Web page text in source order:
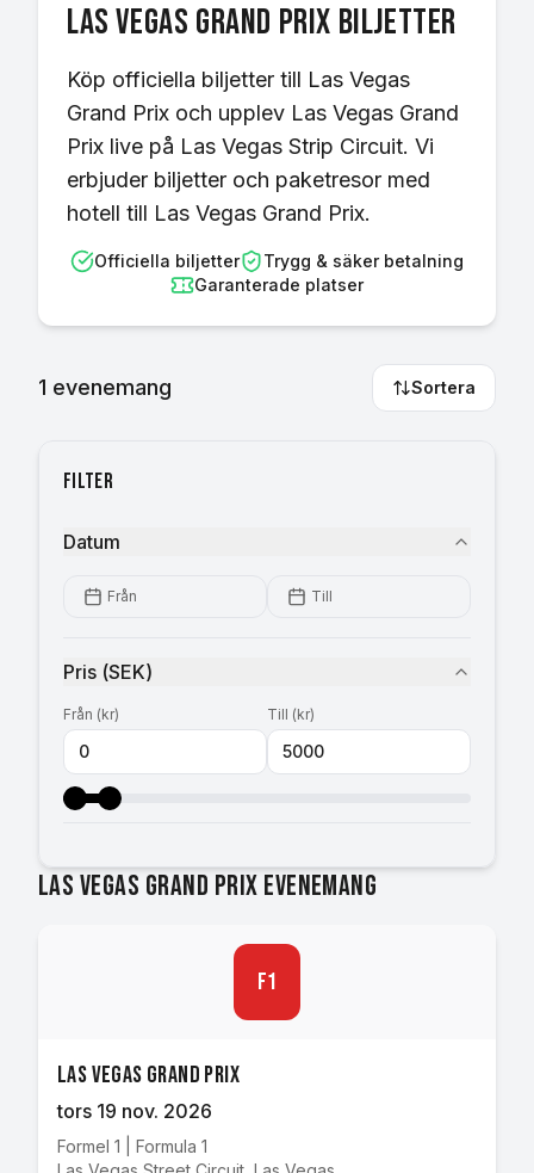
Las Vegas Grand Prix biljetter
Köp officiella biljetter till Las Vegas
Grand Prix och upplev Las Vegas Grand
Prix live på Las Vegas Strip Circuit. Vi
erbjuder biljetter och paketresor med
hotell till Las Vegas Grand Prix.
Officiella biljetter
Trygg & säker betalning
Garanterade platser
1 evenemang Sortera
Filter
Datum
Från Till
Pris (SEK)
Från (kr) Till (kr)
Las Vegas Grand Prix evenemang
F1
Las Vegas Grand Prix
tors 19 nov. 2026
Formel 1
Formula 1